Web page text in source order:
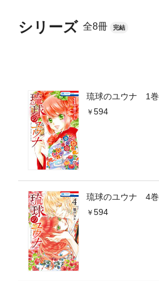
シリーズ 全8冊 完結
琉球のユウナ 1巻
594
琉球のユウナ 4巻
594